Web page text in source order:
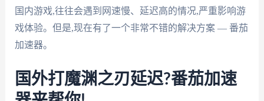
国内游戏,往往会遇到网速慢、延迟高的情况,严重影响游
戏体验。但是,现在有了一个非常不错的解决方案 — 番茄
加速器。
国外打魔渊之刃延迟?番茄加速